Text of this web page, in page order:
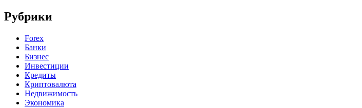
Рубрики
Forex
Банки
Бизнес
Инвестиции
Кредиты
Криптовалюта
Недвижимость
Экономика